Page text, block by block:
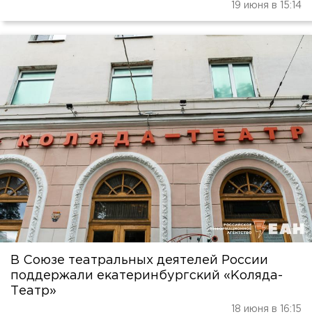
19 июня в 15:14
В Союзе театральных деятелей России
поддержали екатеринбургский «Коляда-
Театр»
18 июня в 16:15